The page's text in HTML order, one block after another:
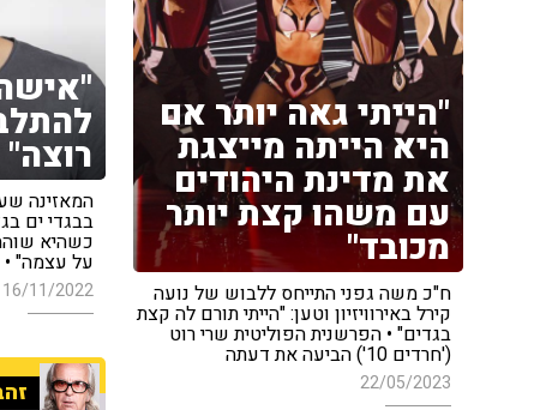
"הייתי גאה יותר אם
היא הייתה מייצגת
את מדינת היהודים
עם משהו קצת יותר
מכובד"
ח"כ משה גפני התייחס ללבוש של נועה
קירל באירוויזיון וטען: "הייתי תורם לה קצת
בגדים" • הפרשנית הפוליטית שרי רוט
('חרדים 10') הביעה את דעתה
22/05/2023
רוצה"
המאזינה
בבגדי ים
כשהיא
על עצמה" •
16/11/2022